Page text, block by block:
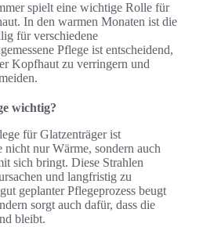
spielt eine wichtige Rolle für
In den warmen Monaten ist die
für verschiedene
Pflege ist entscheidend,
Kopfhaut zu verringern und
wichtig?
für Glatzenträger ist
nicht nur Wärme, sondern auch
sich bringt. Diese Strahlen
und langfristig zu
geplanter Pflegeprozess beugt
sorgt auch dafür, dass die
bleibt.